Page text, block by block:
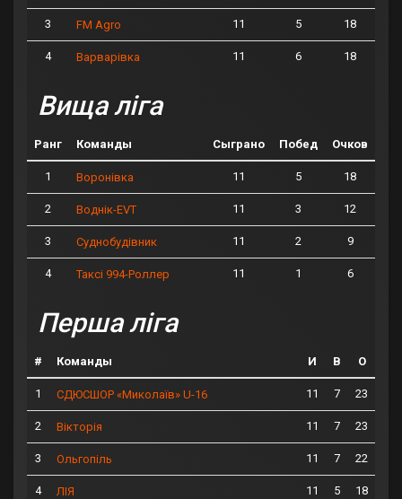
3 FM Agro 11 5 18
4 Варварівка 11 6 18
Вища ліга
Ранг Команды Сыграно Побед Очков
1 Воронівка 11 5 18
2 Воднік-EVT 11 3 12
3 Суднобудівник 11 2 9
4 Таксі 994-Роллер 11 1 6
Перша ліга
# Команды И В О
1 СДЮСШОР «Миколаїв» U-16 11 7 23
2 Вікторія 11 7 23
3 Ольгопіль 11 7 22
4 ЛІЯ 11 5 18